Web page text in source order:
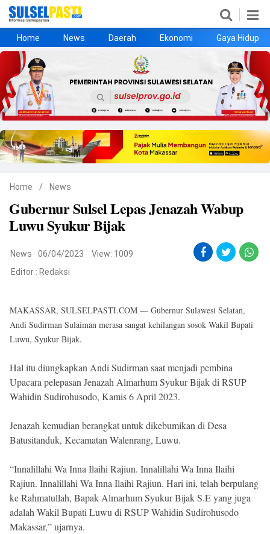
Home
News
Daerah
Ekonomi
Gaya Hidup
Kesehatan
Metro
Nasional
Hukrim
Olahraga
Politik
UMKM
Opini
©
Copyright
2026
Sulselpasti.com
All
Reserved
Home News Daerah Ekonomi Gaya Hidup
Home / News
Gubernur Sulsel Lepas Jenazah Wabup
Luwu Syukur Bijak
News 06/04/2023
View: 1009
Editor : Redaksi
MAKASSAR, SULSELPASTI.COM — Gubernur Sulawesi Selatan,
Andi Sudirman Sulaiman merasa sangat kehilangan sosok Wakil Bupati
Luwu, Syukur Bijak.
Hal itu diungkapkan Andi Sudirman saat menjadi pembina
Upacara pelepasan Jenazah Almarhum Syukur Bijak di RSUP
Wahidin Sudirohusodo, Kamis 6 April 2023.
Jenazah kemudian berangkat untuk dikebumikan di Desa
Batusitanduk, Kecamatan Walenrang, Luwu.
“Innalillahi Wa Inna Ilaihi Rajiun. Innalillahi Wa Inna Ilaihi
Rajiun. Innalillahi Wa Inna Ilaihi Rajiun. Hari ini, telah berpulang
ke Rahmatullah, Bapak Almarhum Syukur Bijak S.E yang juga
adalah Wakil Bupati Luwu di RSUP Wahidin Sudirohusodo
Makassar,” ujarnya.